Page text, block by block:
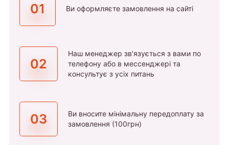
01 Ви оформляєте замовлення на сайті
02
Наш менеджер зв'язується з вами по
телефону або в мессенджері та
консультує з усіх питань
03
Ви вносите мінімальну передоплату за
замовлення (100грн)